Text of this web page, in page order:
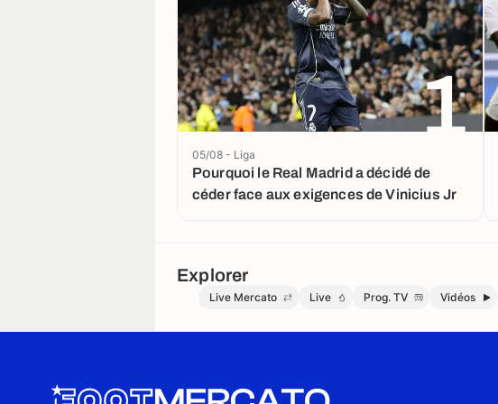
1
Pourquoi le Real Madrid a décidé de
céder face aux exigences de Vinicius Jr
05/08 - Liga
Explorer
Live Mercato Live Prog. TV Vidéos